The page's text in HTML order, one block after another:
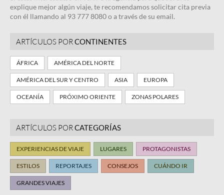
explique mejor algún viaje, te recomendamos solicitar cita previa
con él llamando al 93 777 8080 o a través de su email.
ARTÍCULOS POR CONTINENTES
ÁFRICA AMÉRICA DEL NORTE
AMÉRICA DEL SUR Y CENTRO ASIA EUROPA
OCEANÍA PRÓXIMO ORIENTE ZONAS POLARES
ARTÍCULOS POR CATEGORÍAS
EXPERIENCIAS DE VIAJE LUGARES PROTAGONISTAS
ESTILOS REPORTAJES CONSEJOS CUÁNDO IR
GRANDES VIAJES